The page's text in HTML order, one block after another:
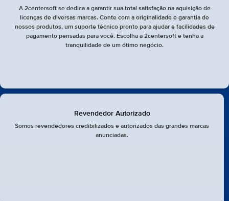
A 2centersoft se dedica a garantir sua total satisfação na aquisição de
licenças de diversas marcas. Conte com a originalidade e garantia de
nossos produtos, um suporte técnico pronto para ajudar e facilidades de
pagamento pensadas para você. Escolha a 2centersoft e tenha a
tranquilidade de um ótimo negócio.
Revendedor Autorizado
Somos revendedores credibilizados e autorizados das grandes marcas
anunciadas.